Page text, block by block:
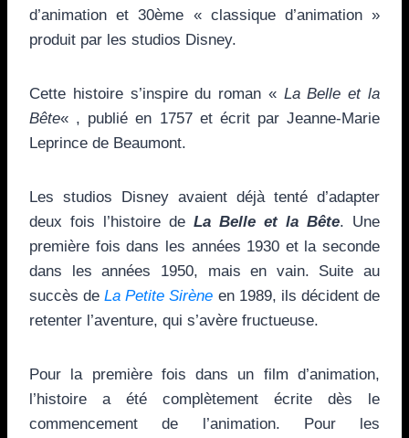
d’animation et 30ème « classique d’animation »
produit par les studios Disney.
Cette histoire s’inspire du roman « La Belle et la
Bête« , publié en 1757 et écrit par Jeanne-Marie
Leprince de Beaumont.
Les studios Disney avaient déjà tenté d’adapter
deux fois l’histoire de La Belle et la Bête. Une
première fois dans les années 1930 et la seconde
dans les années 1950, mais en vain. Suite au
succès deLa Petite Sirène en 1989, ils décident de
retenter l’aventure, qui s’avère fructueuse.
Pour la première fois dans un film d’animation,
l’histoire a été complètement écrite dès le
commencement de l’animation. Pour les